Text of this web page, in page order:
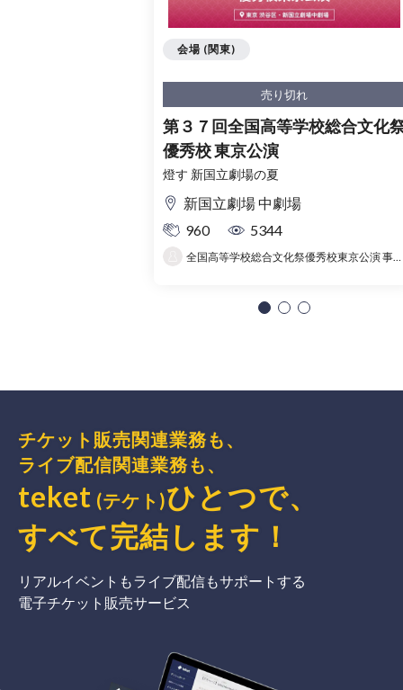
売り切れ
第３７回全国高等学校総合文化
優秀校 東京公演
燈す 新国立劇場の夏
新国立劇場 中劇場
960
5344
会場 (関東)
チケット販売関連業務も、
ライブ配信関連業務も、
teket (テケト)ひとつで、
すべて完結 します ！
リアルイベントもライブ配信もサポートする
電子チケット販売サービス